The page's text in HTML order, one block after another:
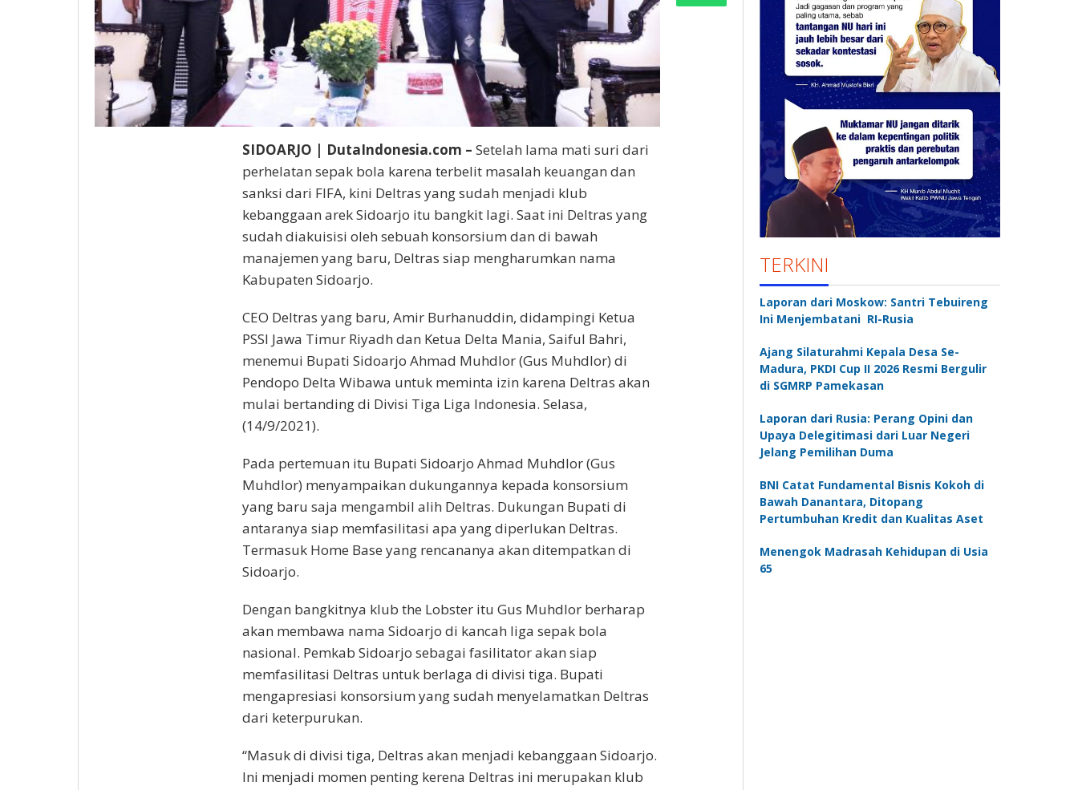
SIDOARJO | DutaIndonesia.com – Setelah lama mati suri dari
perhelatan sepak bola karena terbelit masalah keuangan dan
sanksi dari FIFA, kini Deltras yang sudah menjadi klub
kebanggaan arek Sidoarjo itu bangkit lagi. Saat ini Deltras yang
sudah diakuisisi oleh sebuah konsorsium dan di bawah
manajemen yang baru, Deltras siap mengharumkan nama
Kabupaten Sidoarjo.
CEO Deltras yang baru, Amir Burhanuddin, didampingi Ketua
PSSI Jawa Timur Riyadh dan Ketua Delta Mania, Saiful Bahri,
menemui Bupati Sidoarjo Ahmad Muhdlor (Gus Muhdlor) di
Pendopo Delta Wibawa untuk meminta izin karena Deltras akan
mulai bertanding di Divisi Tiga Liga Indonesia. Selasa,
(14/9/2021).
Pada pertemuan itu Bupati Sidoarjo Ahmad Muhdlor (Gus
Muhdlor) menyampaikan dukungannya kepada konsorsium
yang baru saja mengambil alih Deltras. Dukungan Bupati di
antaranya siap memfasilitasi apa yang diperlukan Deltras.
Termasuk Home Base yang rencananya akan ditempatkan di
Sidoarjo.
Dengan bangkitnya klub the Lobster itu Gus Muhdlor berharap
akan membawa nama Sidoarjo di kancah liga sepak bola
nasional. Pemkab Sidoarjo sebagai fasilitator akan siap
memfasilitasi Deltras untuk berlaga di divisi tiga. Bupati
mengapresiasi konsorsium yang sudah menyelamatkan Deltras
dari keterpurukan.
“Masuk di divisi tiga, Deltras akan menjadi kebanggaan Sidoarjo.
Ini menjadi momen penting kerena Deltras ini merupakan klub
TERKINI
Laporan dari Moskow: Santri Tebuireng
Ini Menjembatani RI-Rusia
Ajang Silaturahmi Kepala Desa Se-
Madura, PKDI Cup II 2026 Resmi Bergulir
di SGMRP Pamekasan
Laporan dari Rusia: Perang Opini dan
Upaya Delegitimasi dari Luar Negeri
Jelang Pemilihan Duma
BNI Catat Fundamental Bisnis Kokoh di
Bawah Danantara, Ditopang
Pertumbuhan Kredit dan Kualitas Aset
Menengok Madrasah Kehidupan di Usia
65